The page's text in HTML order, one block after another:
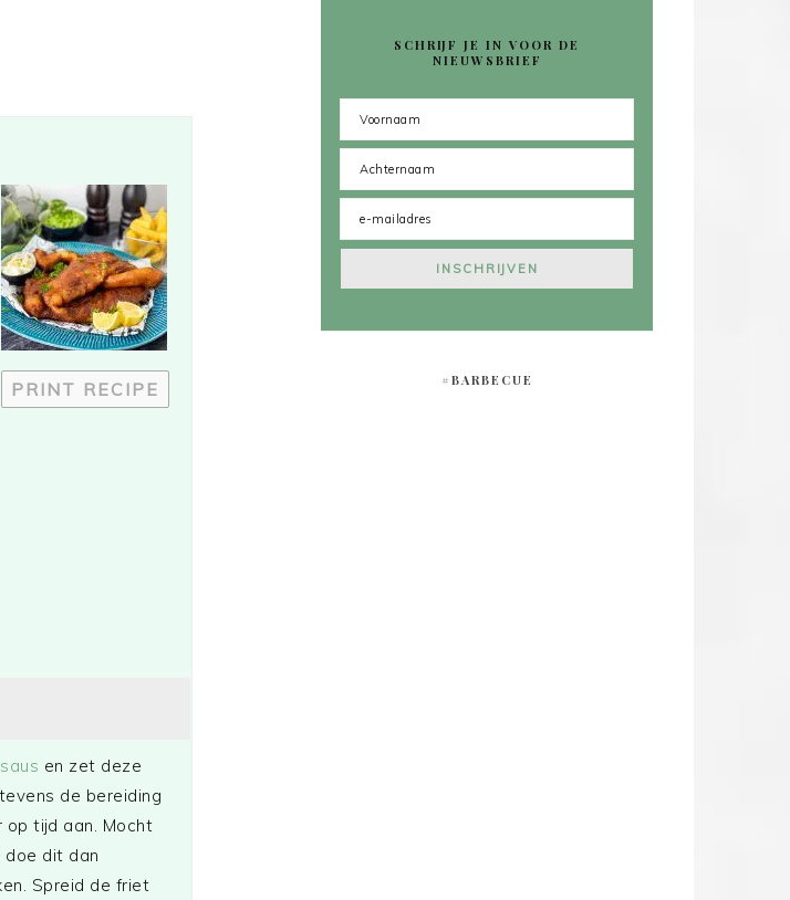
PRINT RECIPE
en zet deze
de bereiding
op tijd aan. Mocht
, doe dit dan
Spreid de friet
SCHRIJF JE IN VOOR DE
NIEUWSBRIEF
#BARBECUE